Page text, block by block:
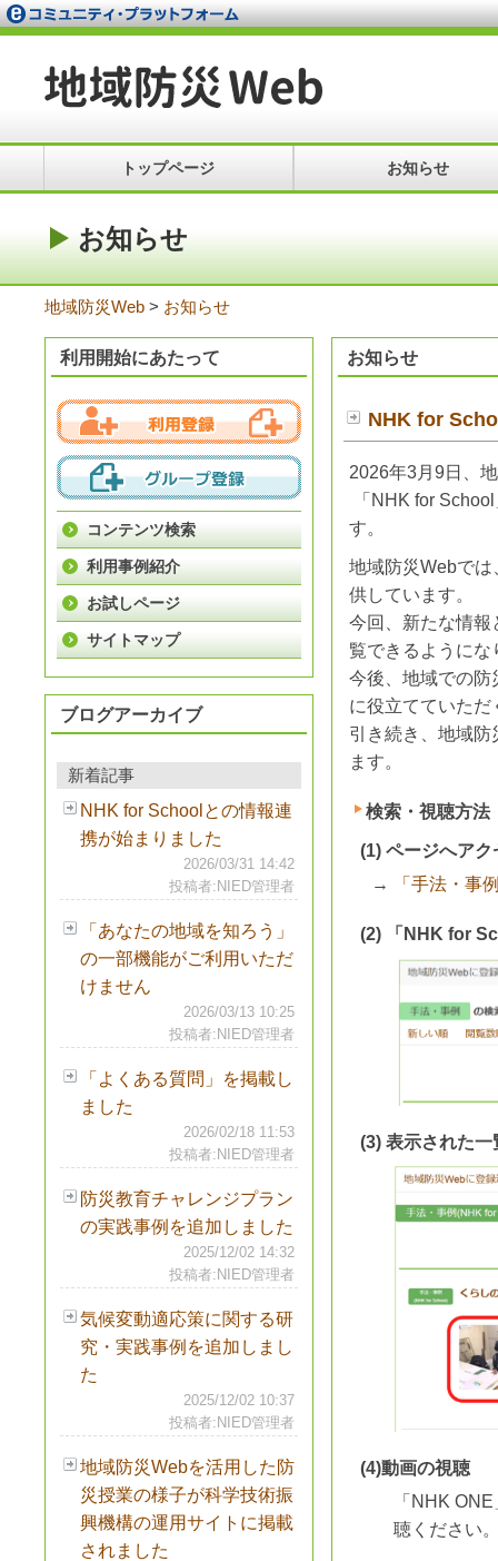
トップページ お知らせ
お知らせ
地域防災Web > お知らせ
利用開始にあたって
コンテンツ検索
利用事例紹介
お試しページ
サイトマップ
ブログアーカイブ
新着記事
NHK for Schoolとの情報連
携が始まりました
2026/03/31 14:42
投稿者:NIED管理者
「あなたの地域を知ろう」
の一部機能がご利用いただ
けません
2026/03/13 10:25
投稿者:NIED管理者
「よくある質問」を掲載し
ました
2026/02/18 11:53
投稿者:NIED管理者
防災教育チャレンジプラン
の実践事例を追加しました
2025/12/02 14:32
投稿者:NIED管理者
気候変動適応策に関する研
究・実践事例を追加しまし
た
2025/12/02 10:37
投稿者:NIED管理者
地域防災Webを活用した防
災授業の様子が科学技術振
興機構の運用サイトに掲載
されました
お知らせ
NHK for
2026年3月9日、
「NHK for
す。
地域防災Webで
供しています。
今回、新たな情報
覧できるようにな
今後、地域での防
に役立てていた
引き続き、地域
ます。
検索・視聴方法
(1) ページへアク
→
「手法・事
(2) 「NHK for
(3) 表示された
(4)動画の視聴
「NHK
聴ください